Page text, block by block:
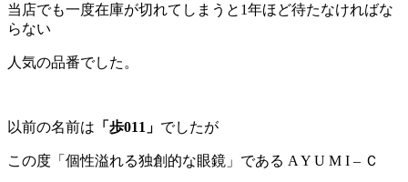
当店でも一度在庫が切れてしまうと1年ほど待たなければな
らない
人気の品番でした。
以前の名前は 「歩011」 でしたが
この度「個性溢れる独創的な眼鏡」である A Y U M I – Ｃ